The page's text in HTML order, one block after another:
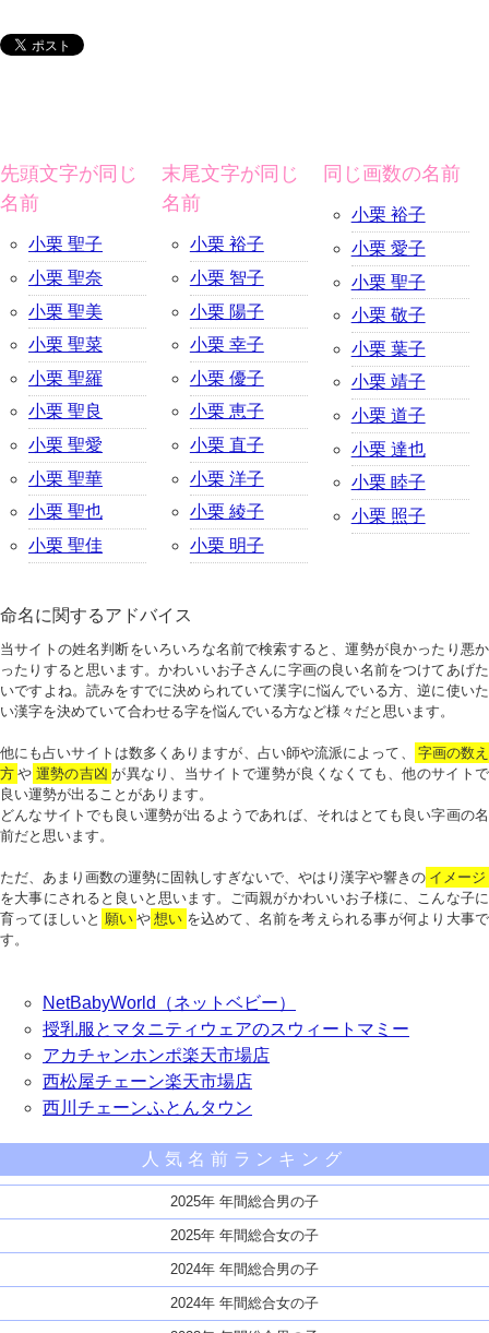
先頭文字が同じ
名前
小栗 聖子
小栗 聖奈
小栗 聖美
小栗 聖菜
小栗 聖羅
小栗 聖良
小栗 聖愛
小栗 聖華
小栗 聖也
小栗 聖佳
末尾文字が同じ
名前
小栗 裕子
小栗 智子
小栗 陽子
小栗 幸子
小栗 優子
小栗 恵子
小栗 直子
小栗 洋子
小栗 綾子
小栗 明子
同じ画数の名前
小栗 裕子
小栗 愛子
小栗 聖子
小栗 敬子
小栗 葉子
小栗 靖子
小栗 道子
小栗 達也
小栗 睦子
小栗 照子
命名に関するアドバイス
当サイトの姓名判断をいろいろな名前で検索すると、運勢が良かったり悪か
ったりすると思います。かわいいお子さんに字画の良い名前をつけてあげた
いですよね。読みをすでに決められていて漢字に悩んでいる方、逆に使いた
い漢字を決めていて合わせる字を悩んでいる方など様々だと思います。
他にも占いサイトは数多くありますが、占い師や流派によって、
字画の数え
方 や 運勢の吉凶 が異なり、当サイトで運勢が良くなくても、他のサイトで
良い運勢が出ることがあります。
どんなサイトでも良い運勢が出るようであれば、それはとても良い字画の名
前だと思います。
ただ、あまり画数の運勢に固執しすぎないで、やはり漢字や響きの イメージ
を大事にされると良いと思います。ご両親がかわいいお子様に、こんな子に
育ってほしいと 願い や 想い を込めて、名前を考えられる事が何より大事で
す。
NetBabyWorld（ネットベビー）
授乳服とマタニティウェアのスウィートマミー
アカチャンホンポ楽天市場店
西松屋チェーン楽天市場店
西川チェーンふとんタウン
人気名前ランキング
2025年 年間総合男の子
2025年 年間総合女の子
2024年 年間総合男の子
2024年 年間総合女の子